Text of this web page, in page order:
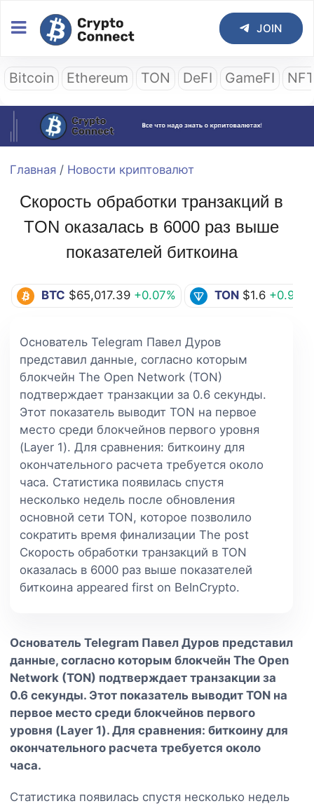
JOIN
Bitcoin Ethereum TON DeFI GameFI
Главная / Новости криптовалют
Скорость обработки транзакций в
TON оказалась в 6000 раз выше
показателей биткоина
BTC $65,017.39 +0.07% TON $1.6 +0.95%
Основатель Telegram Павел Дуров
представил данные, согласно которым
блокчейн The Open Network (TON)
подтверждает транзакции за 0.6 секунды.
Этот показатель выводит TON на первое
место среди блокчейнов первого уровня
(Layer 1). Для сравнения: биткоину для
окончательного расчета требуется около
часа. Статистика появилась спустя
несколько недель после обновления
основной сети TON, которое позволило
сократить время финализации The post
Скорость обработки транзакций в TON
оказалась в 6000 раз выше показателей
биткоина appeared first on BeInCrypto.
Основатель Telegram Павел Дуров представил
данные, согласно которым блокчейн The Open
Network (TON) подтверждает транзакции за
0.6 секунды. Этот показатель выводит TON на
первое место среди блокчейнов первого
уровня (Layer 1). Для сравнения: биткоину для
окончательного расчета требуется около
часа.
Статистика появилась спустя несколько недель